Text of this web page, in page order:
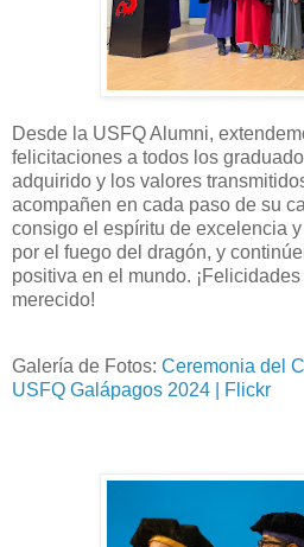
Desde la USFQ Alumni,
felicitaciones a todos los
adquirido y los valores
acompañen en cada paso de su
consigo el espíritu de excelencia
por el fuego del dragón, y
positiva en el mundo.
merecido!
Galería de Fotos: Ceremonia del
USFQ Galápagos 2024 | Flickr